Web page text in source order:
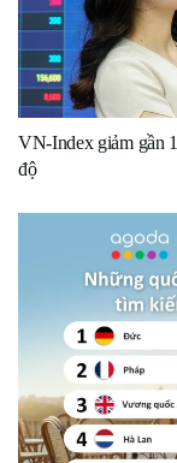
VN-Index giảm gần
độ